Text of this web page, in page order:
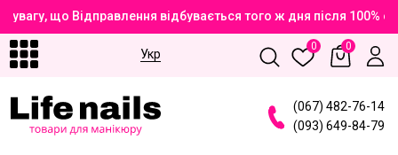
що Відправлення відбувається того ж дня після
Укр
0 0
(067) 482-76-14
(093) 649-84-79